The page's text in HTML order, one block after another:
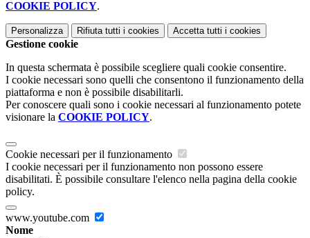
COOKIE POLICY.
Personalizza Rifiuta tutti i cookies Accetta tutti i cookies
Gestione cookie
In questa schermata è possibile scegliere quali cookie consentire.
I cookie necessari sono quelli che consentono il funzionamento della
piattaforma e non è possibile disabilitarli.
Per conoscere quali sono i cookie necessari al funzionamento potete
visionare la COOKIE POLICY.
Cookie necessari per il funzionamento
I cookie necessari per il funzionamento non possono essere
disabilitati. È possibile consultare l'elenco nella pagina della cookie
policy.
www.youtube.com
Nome